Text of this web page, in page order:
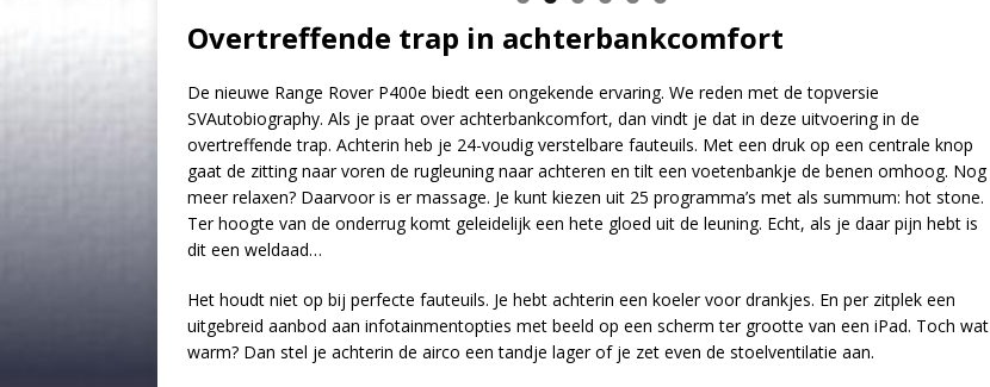
Overtreffende trap in achterbankcomfort
De nieuwe Range Rover P400e biedt een ongekende ervaring. We reden met de topversie
SVAutobiography. Als je praat over achterbankcomfort, dan vindt je dat in deze uitvoering in de
overtreffende trap. Achterin heb je 24-voudig verstelbare fauteuils. Met een druk op een centrale knop
gaat de zitting naar voren de rugleuning naar achteren en tilt een voetenbankje de benen omhoog. Nog
meer relaxen? Daarvoor is er massage. Je kunt kiezen uit 25 programma’s met als summum: hot stone.
Ter hoogte van de onderrug komt geleidelijk een hete gloed uit de leuning. Echt, als je daar pijn hebt is
dit een weldaad…
Het houdt niet op bij perfecte fauteuils. Je hebt achterin een koeler voor drankjes. En per zitplek een
uitgebreid aanbod aan infotainmentopties met beeld op een scherm ter grootte van een iPad. Toch wat
warm? Dan stel je achterin de airco een tandje lager of je zet even de stoelventilatie aan.